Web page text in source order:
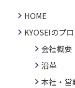
HOME
KYOSEIのプ
会社概要
沿革
本社・営